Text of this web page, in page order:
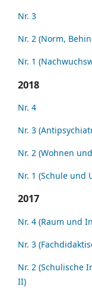
Nr. 3
Nr. 2 (Norm,
Nr. 1
2018
Nr. 4
Nr. 3
Nr. 2 (Wohnen
Nr. 1 (Schule und
2017
Nr. 4 (Raum und
Nr. 3
Nr. 2 (Schulische
II)